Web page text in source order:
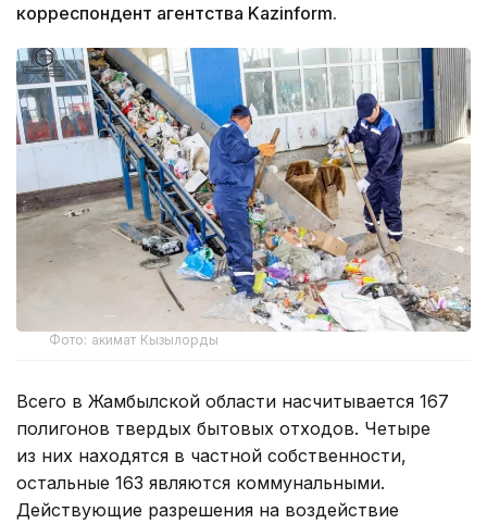
корреспондент агентства Kazinform.
Фото: акимат Кызылорды
Всего в Жамбылской области насчитывается 167
полигонов твердых бытовых отходов. Четыре
из них находятся в частной собственности,
остальные 163 являются коммунальными.
Действующие разрешения на воздействие